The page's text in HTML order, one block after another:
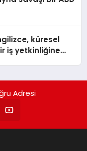
küresel
iş yetkinliğine
Adresi